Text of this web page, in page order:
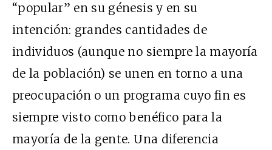
“popular” en su génesis y en su
intención: grandes cantidades de
individuos (aunque no siempre la mayoría
de la población) se unen en torno a una
preocupación o un programa cuyo fin es
siempre visto como benéfico para la
mayoría de la gente. Una diferencia